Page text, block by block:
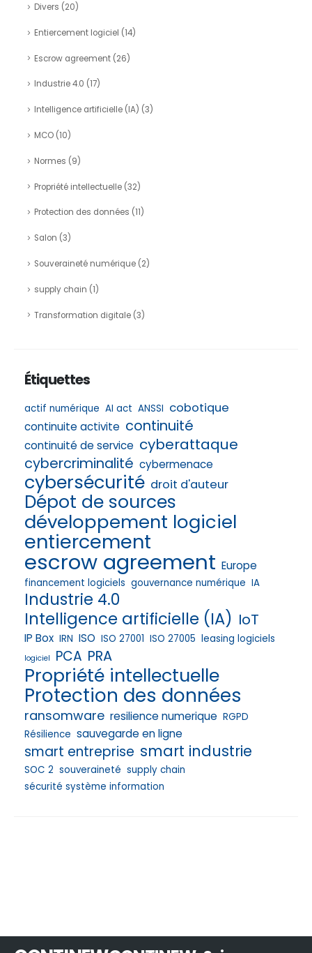
Divers (20)
Entiercement logiciel (14)
Escrow agreement(26)
Industrie 4.0 (17)
Intelligence artificielle (IA) (3)
MCO(10)
Normes (9)
Propriété intellectuelle(32)
Protection des données (11)
Salon (3)
Souveraineté numérique(2)
supply chain (1)
Transformation digitale(3)
Étiquettes
actif numérique AI act ANSSI cobotique
continuite activite continuité
continuité de service cyberattaque
cybercriminalité cybermenace
cybersécurité droit d'auteur
Dépot de sources
développement logiciel
entiercement
escrow agreement Europe
financement logiciels gouvernance numérique IA
Industrie 4.0
Intelligence artificielle (IA) IoT
IP Box IRN ISO ISO 27001 ISO 27005 leasing logiciels
logiciel PCA PRA
Propriété intellectuelle
Protection des données
ransomware resilience numerique RGPD
Résilience sauvegarde en ligne
smart entreprise smart industrie
SOC 2 souveraineté supply chain
sécurité système information